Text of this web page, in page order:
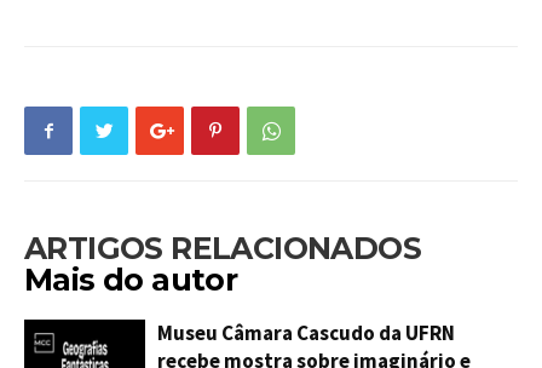
ARTIGOS RELACIONADOS
Mais do autor
Museu Câmara Cascudo da UFRN
recebe mostra sobre imaginário e